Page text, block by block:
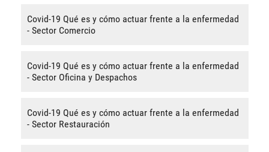
Covid-19 Qué es y cómo actuar frente a la enfermedad
- Sector Comercio
Covid-19 Qué es y cómo actuar frente a la enfermedad
- Sector Oficina y Despachos
Covid-19 Qué es y cómo actuar frente a la enfermedad
- Sector Restauración